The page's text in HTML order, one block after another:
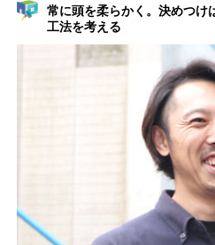
常に頭を柔らかく。決めつけ
工法を考える